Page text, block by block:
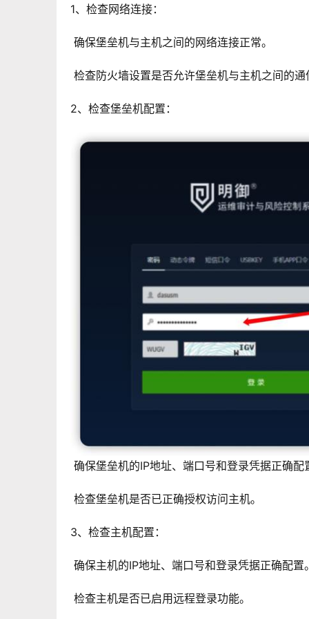
1、检查网络连接：
确保堡垒机与主机之间的网络连接正常。
检查防火墙设置是否允许堡垒机与主机之间的通
2、检查堡垒机配置：
确保堡垒机的IP地址、端口号和登录凭据正确配
检查堡垒机是否已正确授权访问主机。
3、检查主机配置：
确保主机的IP地址、端口号和登录凭据正确配置
检查主机是否已启用远程登录功能。